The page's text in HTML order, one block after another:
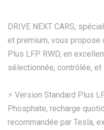
DRIVE NEXT CARS,
et premium, vous propose
Plus LFP RWD, en
sélectionnée, contrôlée, et
⚡ Version Standard Plus
Phosphate, recharge
recommandée par Tesla,